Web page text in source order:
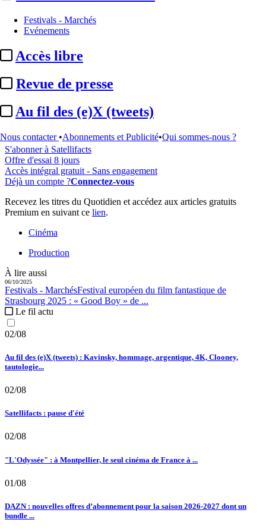
Festivals - Marchés
Evénements
Accès libre
Revue de presse
Au fil des (e)X (tweets)
Nous contacter •Abonnements et Publicité•Qui sommes-nous ?
...
Cet article est réservé à nos abonnés
Pour accéder à cet article, à l'ensemble du site, découvrez nos
S'abonner à Satellifacts
Offre d'essai 8 jours
Accès intégral gratuit - Sans engagement
Déjà un compte ?Connectez-vous
Recevez les titres du Quotidien et accédez aux articles gratuits
Premium en suivant ce lien.
Cinéma
Production
À lire aussi
06/10/2025
Festivals - MarchésFestival européen du film fantastique de
Strasbourg 2025 : « Good Boy » de ...
Le fil actu
02/08
Au fil des (e)X (tweets) : Kavinsky, hommage, argentique, 4K, Clooney,
tautologie...
02/08
Satellifacts : pause d'été
02/08
"L'Odyssée" : à Montpellier, le seul cinéma de France à ...
01/08
DAZN : nouvelles offres d’abonnement pour la saison 2026-2027 dont un
bundle ...